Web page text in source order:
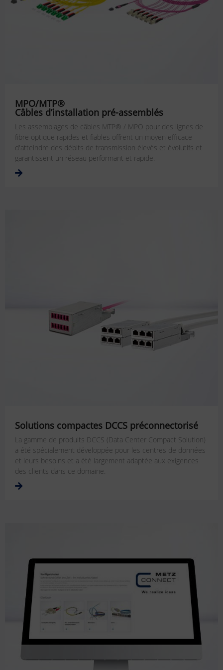
MPO/MTP®
Câbles d’installation pré-assemblés
Les assemblages de câbles MTP® / MPO pour des lignes de
fibre optique rapides et fiables offrent un moyen efficace
d'atteindre des débits de transmission élevés et évolutifs et
garantissent un réseau performant et rapide.
Solutions compactes DCCS préconnectorisé
La gamme de produits DCCS (Data Center Compact Solution)
a été spécialement développée pour les centres de données
et leurs besoins et a été largement adaptée aux exigences
des clients dans ce domaine.